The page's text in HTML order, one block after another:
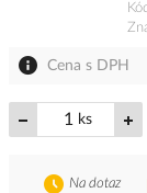
Cena s DPH
ks
Na dotaz